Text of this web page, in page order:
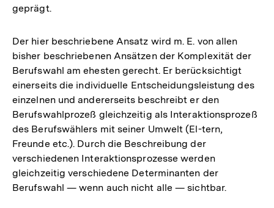
geprägt.
Der hier beschriebene Ansatz wird m. E. von allen
bisher beschriebenen Ansätzen der Komplexität der
Berufswahl am ehesten gerecht. Er berücksichtigt
einerseits die individuelle Entscheidungsleistung des
einzelnen und andererseits beschreibt er den
Berufswahlprozeß gleichzeitig als Interaktionsprozeß
des Berufswählers mit seiner Umwelt (El-tern,
Freunde etc.). Durch die Beschreibung der
verschiedenen Interaktionsprozesse werden
gleichzeitig verschiedene Determinanten der
Berufswahl — wenn auch nicht alle — sichtbar.